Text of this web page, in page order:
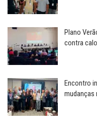
Plano
contra
Encontro
mudanças